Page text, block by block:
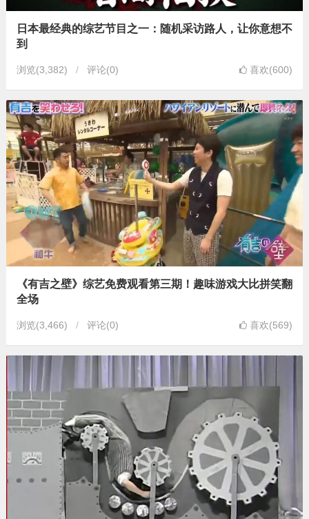
日本最经典的综艺节目之一：随机采访路人，让你意想不
到
浏览(3,382) 评论(0) 喜欢(600)
《有吉之壁》综艺免费观看第三期！趣味游戏大比拼笑翻
全场
浏览(3,466) 评论(0) 喜欢(569)